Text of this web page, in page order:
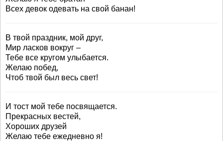
Всех девок одевать на свой банан!
В твой праздник, мой друг,
Мир ласков вокруг –
Тебе все кругом улыбается.
Желаю побед,
Чтоб твой был весь свет!
И тост мой тебе посвящается.
Прекрасных вестей,
Хороших друзей
Желаю тебе ежедневно я!